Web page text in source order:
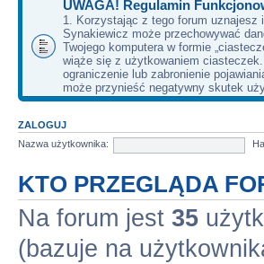
UWAGA! Regulamin
1. Korzystając z tego forum
Synakiewicz może przechowywać
Twojego komputera w formie
wiąże się z użytkowaniem
ograniczenie lub zabronienie
może przynieść negatywny skutek
ZALOGUJ
Nazwa użytkownika:
KTO PRZEGLĄDA
Na forum jest 35
(bazuje na